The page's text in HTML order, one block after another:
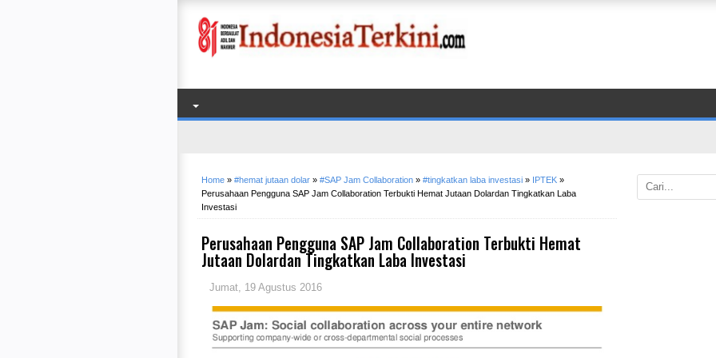
Home » #hemat jutaan dolar » #SAP Jam Collaboration » #tingkatkan laba investasi » IPTEK »
Perusahaan Pengguna SAP Jam Collaboration Terbukti Hemat Jutaan Dolardan Tingkatkan Laba
Investasi
Perusahaan Pengguna SAP Jam Collaboration Terbukti Hemat
Jutaan Dolardan Tingkatkan Laba Investasi
Jumat, 19 Agustus 2016